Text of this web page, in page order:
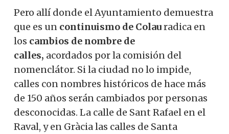
Pero allí donde el Ayuntamiento demuestra
que es un continuismo de Colauradica en
los cambios de nombre de
calles, acordados por la comisión del
nomenclátor. Si la ciudad no lo impide,
calles con nombres históricos de hace más
de 150 años serán cambiados por personas
desconocidas. La calle de Sant Rafael en el
Raval, y en Gràcia las calles de Santa